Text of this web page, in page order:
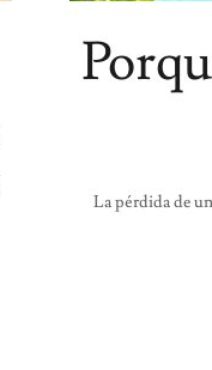
La pérdida de